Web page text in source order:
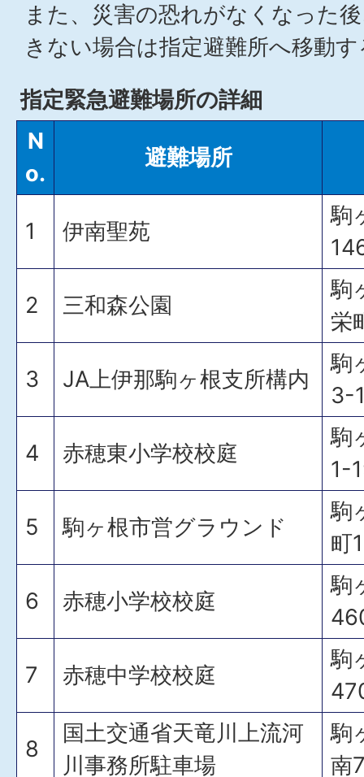
また、災害の恐れがなくなった
きない場合は指定避難所へ移動
指定緊急避難場所の詳細
N
o.
避難場所
1 伊南聖苑
駒
2 三和森公園
駒
栄
3 JA上伊那駒ヶ根支所構内
駒
3-
4 赤穂東小学校校庭
駒
1-
5 駒ヶ根市営グラウンド
駒
町
6 赤穂小学校校庭
駒
7 赤穂中学校校庭
駒
8
国土交通省天竜川上流河
川事務所駐車場
駒
南